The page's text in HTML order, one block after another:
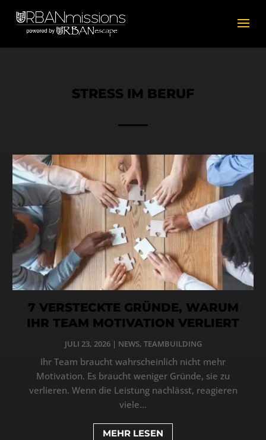
STRESS IM BERUF
7 VERSTECKTE GRÜNDE, WARUM
IHR TEAM MOTIVATION VERLIERT
JULI 23, 2026| NEWS, TEAMBUILDING
Ihr Team braucht wahrscheinlich nicht mehr
Motivation. Es braucht weniger Gründe, sie zu
verlieren. Wenn die Leistung nachlässt, reagieren
viele...
MEHR LESEN